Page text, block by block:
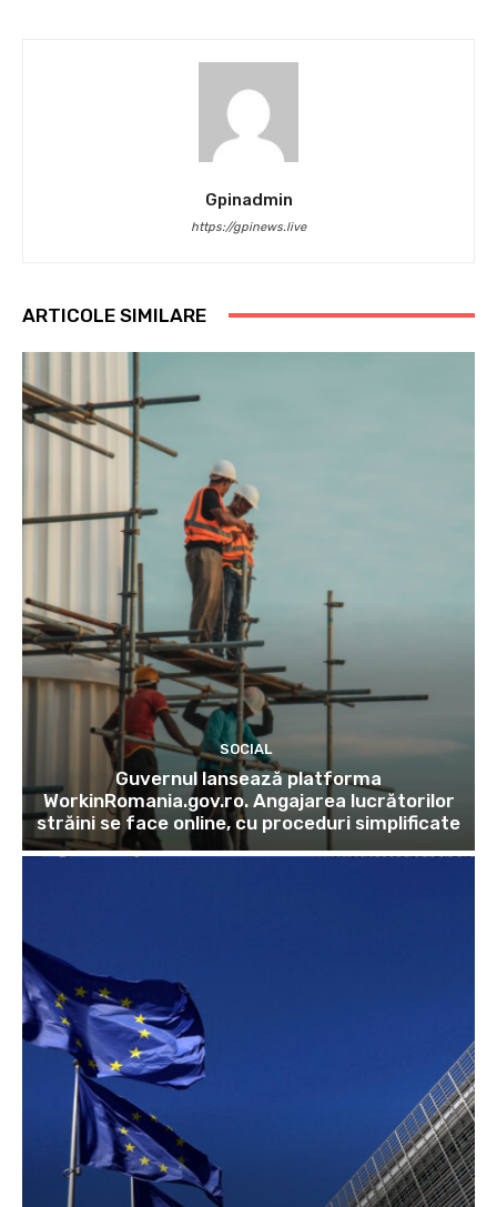
Gpinadmin
https://gpinews.live
ARTICOLE SIMILARE
SOCIAL
Guvernul lansează platforma
WorkinRomania.gov.ro. Angajarea lucrătorilor
străini se face online, cu proceduri simplificate